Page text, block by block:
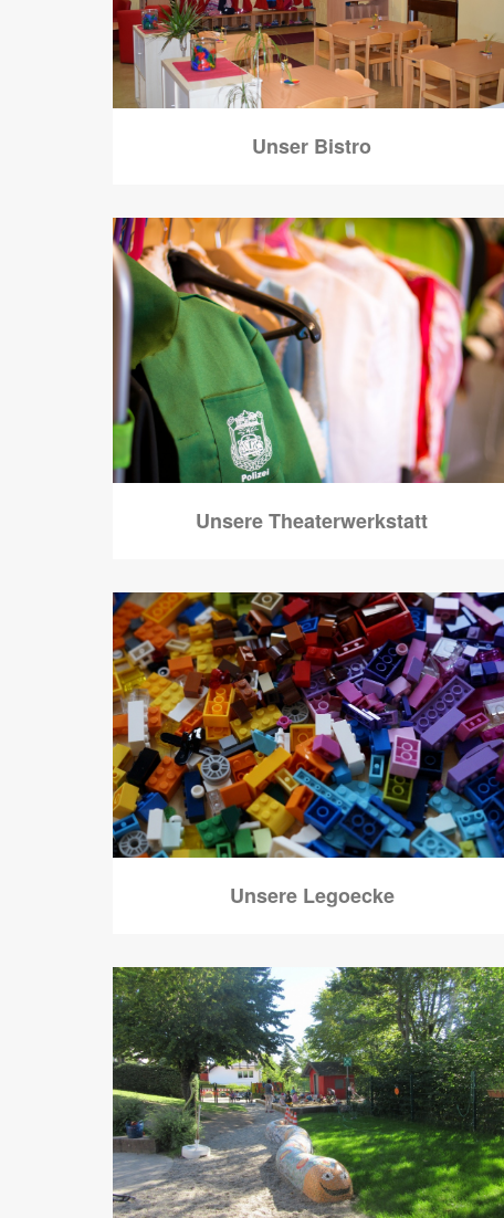
Unser Bistro
Unsere Theaterwerkstatt
Unsere Legoecke